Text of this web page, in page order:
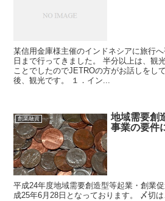
某信用金庫様主催のインドネシアに旅行
日まで行ってきました。 半分以上は、観
ことでしたのでJETROの方がお話しをし
後、観光です。 １．イン...
創業融資
地域需要創
事業の要件
平成24年度地域需要創造型等起業・創業
成25年6月28日となっております。 〆切